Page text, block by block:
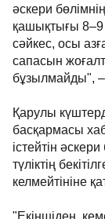
әскери
қашықтығы
сәйкес, осы
сапасын
бұзылмайды",
Қарулы
басқармасы
істейтін
түліктің
келмейтініне
"Екіншіден,